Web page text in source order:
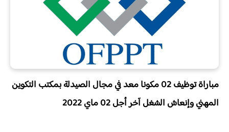
مباراة توظيف 02 مكونا معد في مجال الصيدلة بمكتب التكوين
المهني وإنعاش الشغل آخر أجل 02 ماي 2022